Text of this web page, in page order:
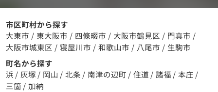
市区町村から探す
大東市 / 東大阪市 / 四條畷市 / 大阪市鶴見区 / 門真市 /
大阪市城東区 / 寝屋川市 / 和歌山市 / 八尾市 / 生駒市
町名から探す
浜 / 灰塚 / 岡山 / 北条 / 南津の辺町 / 住道 / 諸福 / 本庄 /
三箇 / 加納